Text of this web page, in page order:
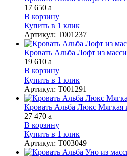
17 650 a
В корзину
Купить в 1 клик
Артикул: Т001237
Кровать Альба Лофт из
19 610 a
В корзину
Купить в 1 клик
Артикул: Т001291
Кровать Альба Люкс Мягкая
27 470 a
В корзину
Купить в 1 клик
Артикул: Т003049